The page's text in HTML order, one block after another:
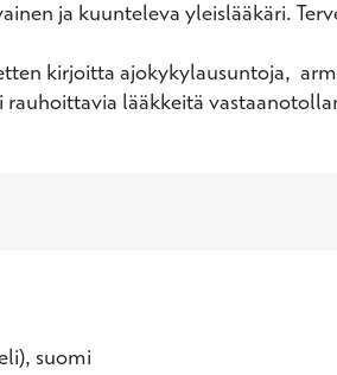
ja kuunteleva yleislääkäri.
kirjoitta ajokykylausuntoja,
rauhoittavia lääkkeitä
suomi